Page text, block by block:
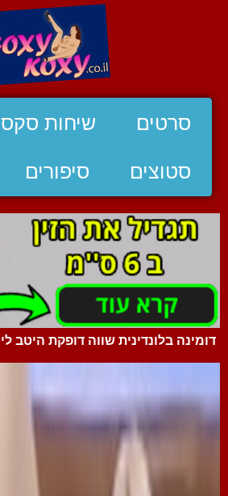
סרטים שיחות סקס
סטוצים סיפורים
דומינה בלונדינית שווה דופקת היטב